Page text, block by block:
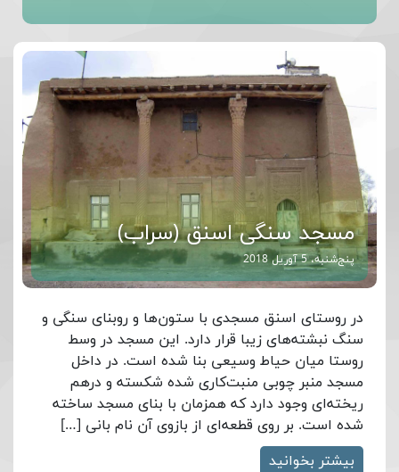
مسجد سنگی اسنق (سراب)
پنج‌شنبه، 5 آوریل 2018
در روستای اسنق مسجدی با ستون‌ها و روبنای سنگی و
سنگ نبشته‌های زیبا قرار دارد. این مسجد در وسط
روستا میان حیاط وسیعی بنا شده است. در داخل
مسجد منبر چوبی منبت‌کاری شده شکسته و درهم‌
ریخته‌ای وجود دارد که همزمان با بنای مسجد ساخته
شده است. بر روی قطعه‌ای از بازوی آن نام بانی […]
بیشتر بخوانید